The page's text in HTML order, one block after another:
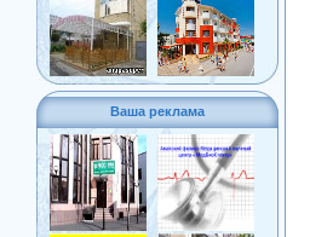
Ваша реклама